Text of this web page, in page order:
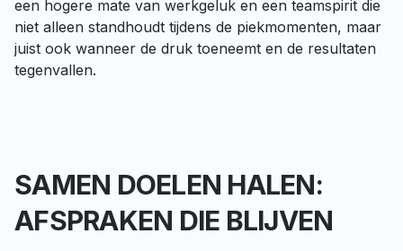
een hogere mate van werkgeluk en een teamspirit die
niet alleen standhoudt tijdens de piekmomenten, maar
juist ook wanneer de druk toeneemt en de resultaten
tegenvallen.
SAMEN DOELEN HALEN:
AFSPRAKEN DIE BLIJVEN